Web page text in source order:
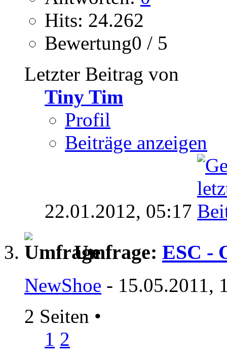
Hits: 24.262
Bewertung0 / 5
Letzter Beitrag von
Tiny Tim
Profil
Beiträge anzeigen
22.01.2012, 05:17
Umfrage: ESC -
NewShoe - 15.05.2011,
2 Seiten •
1 2